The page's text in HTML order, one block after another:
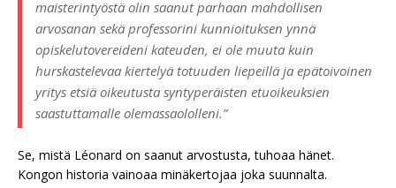
maisterintyöstä olin saanut parhaan mahdollisen
arvosanan sekä professorini kunnioituksen ynnä
opiskelutovereideni kateuden, ei ole muuta kuin
hurskastelevaa kiertelyä totuuden liepeillä ja epätoivoinen
yritys etsiä oikeutusta syntyperäisten etuoikeuksien
saastuttamalle olemassaololleni.”
Se, mistä Léonard on saanut arvostusta, tuhoaa hänet.
Kongon historia vainoaa minäkertojaa joka suunnalta.